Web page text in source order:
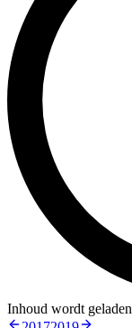
Inhoud wordt